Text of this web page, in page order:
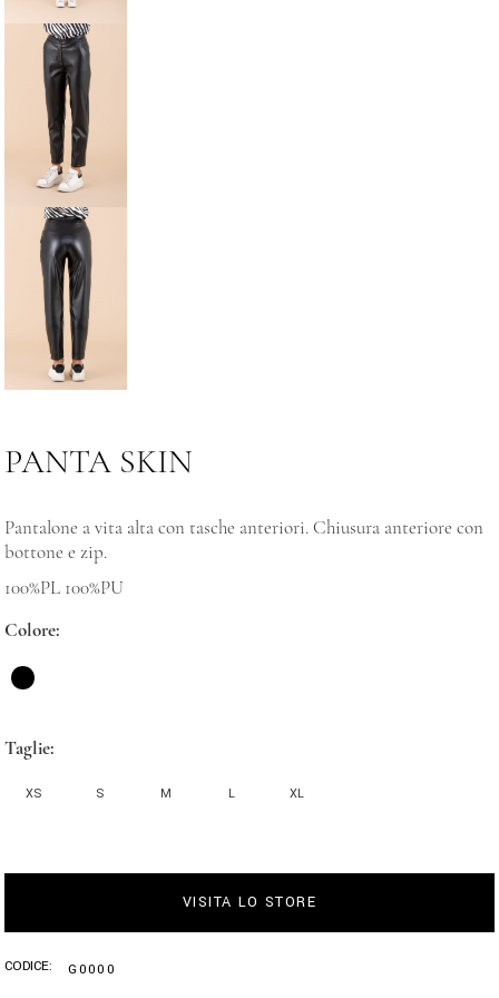
PANTA SKIN
Pantalone a vita alta con tasche anteriori. Chiusura anteriore con
bottone e zip.
100%PL 100%PU
Colore
Taglie
XS S M L XL
VISITA LO STORE
CODICE: G0000